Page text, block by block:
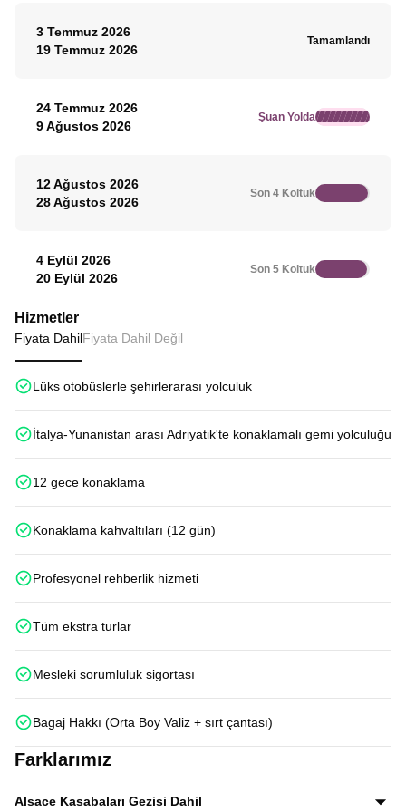
3 Temmuz 2026
19 Temmuz 2026
Tamamlandı
24 Temmuz 2026
9 Ağustos 2026
Şuan Yolda
12 Ağustos 2026
28 Ağustos 2026
Son 4 Koltuk
4 Eylül 2026
20 Eylül 2026
Son 5 Koltuk
Hizmetler
Fiyata DahilFiyata Dahil Değil
Lüks otobüslerle şehirlerarası yolculuk
İtalya-Yunanistan arası Adriyatik'te konaklamalı gemi yolculuğu
12 gece konaklama
Konaklama kahvaltıları (12 gün)
Profesyonel rehberlik hizmeti
Tüm ekstra turlar
Mesleki sorumluluk sigortası
Bagaj Hakkı (Orta Boy Valiz + sırt çantası)
Farklarımız
Alsace Kasabaları Gezisi Dahil